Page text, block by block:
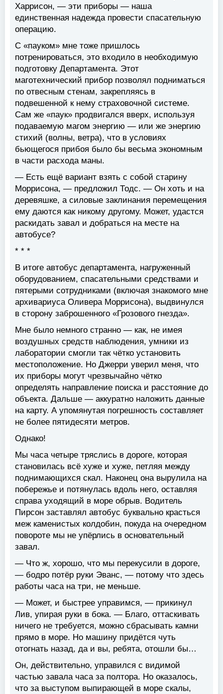
Харрисон, — эти приборы — наша
единственная надежда провести спасательную
операцию.
С «пауком» мне тоже пришлось
потренироваться, это входило в необходимую
подготовку Департамента. Этот
маготехнический прибор позволял подниматься
по отвесным стенам, закрепляясь в
подвешенной к нему страховочной системе.
Сам же «паук» продвигался вверх, используя
подаваемую магом энергию — или же энергию
стихий (волны, ветра), что в условиях
бьющегося прибоя было бы весьма экономным
в части расхода маны.
— Есть ещё вариант взять с собой старину
Моррисона, — предложил Тодс. — Он хоть и на
деревяшке, а силовые заклинания перемещения
ему даются как никому другому. Может, удастся
раскидать завал и добраться на месте на
автобусе?
* * *
В итоге автобус департамента, нагруженный
оборудованием, спасательными средствами и
пятерыми сотрудниками (включая знакомого мне
архивариуса Оливера Моррисона), выдвинулся
в сторону заброшенного «Грозового гнезда».
Мне было немного странно — как, не имея
воздушных средств наблюдения, умники из
лаборатории смогли так чётко установить
местоположение. Но Джерри уверил меня, что
их приборы могут чрезвычайно чётко
определять направление поиска и расстояние до
объекта. Дальше — аккуратно наложить данные
на карту. А упомянутая погрешность составляет
не более пятидесяти метров.
Однако!
Мы часа четыре тряслись в дороге, которая
становилась всё хуже и хуже, петляя между
поднимающихся скал. Наконец она вырулила на
побережье и потянулась вдоль него, оставляя
справа уходящий в море обрыв. Водитель
Пирсон заставлял автобус буквально красться
меж каменистых колдобин, покуда на очередном
повороте мы не упёрлись в основательный
завал.
— Что ж, хорошо, что мы перекусили в дороге,
— бодро потёр руки Эванс, — потому что здесь
работы часа на три, не меньше.
— Может, и быстрее управимся, — прикинул
Лив, упирая руки в бока. — Благо, оттаскивать
ничего не требуется, можно сбрасывать камни
прямо в море. Но машину придётся чуть
отогнать назад, да и вы, ребята, отошли бы…
Он, действительно, управился с видимой
частью завала часа за полтора. Но оказалось,
что за выступом выпирающей в море скалы,